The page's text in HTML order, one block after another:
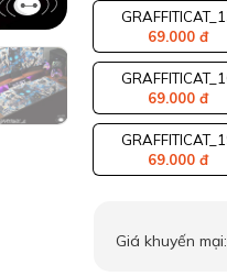
69.000 đ
69.000 đ
69.000 đ
Giá khuyến mại: